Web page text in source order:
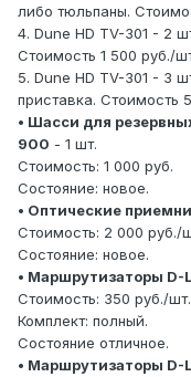
либо тюльпаны.
4. Dune HD TV-301 - 2
Стоимость 1 500 руб./
5. Dune HD TV-301 - 3
приставка. Стоимость
• Шасси для
900 - 1 шт.
Стоимость: 1 000 руб.
Состояние: новое.
• Оптические
Стоимость: 2 000 руб./
Состояние: новое.
• Маршрутизаторы D-
Стоимость: 350 руб./шт.
Комплект: полный.
Состояние отличное.
• Маршрутизаторы D-